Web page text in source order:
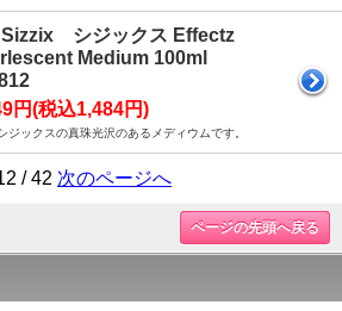
Sizzix シジックス Effectz
Medium 100ml
円(税込1,484円)
ジックスの真珠光沢のあるメディウムです。
/ 42 次のページへ
ページの先頭へ戻る